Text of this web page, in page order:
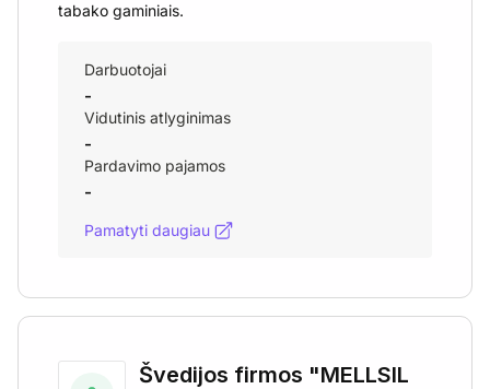
tabako gaminiais.
Darbuotojai
-
Vidutinis atlyginimas
-
Pardavimo pajamos
-
Pamatyti daugiau
Švedijos firmos "MELLSIL